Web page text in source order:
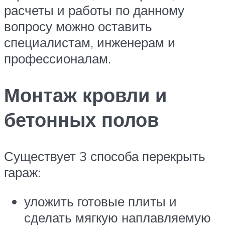
расчеты и работы по данному
вопросу можно оставить
специалистам, инженерам и
профессионалам.
Монтаж кровли и
бетонных полов
Существует 3 способа перекрыть
гараж:
уложить готовые плиты и
сделать мягкую наплавляемую